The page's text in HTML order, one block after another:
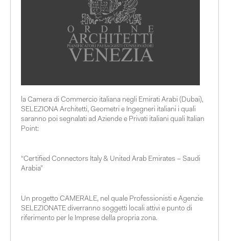
la Camera di Commercio italiana negli Emirati Arabi (Dubai),
SELEZIONA Architetti, Geometri e Ingegneri italiani i quali
saranno poi segnalati ad Aziende e Privati italiani quali Italian
Point:
“Certified Connectors Italy & United Arab Emirates – Saudi
Arabia”
Un progetto CAMERALE, nel quale Professionisti e Agenzie
SELEZIONATE diverranno soggetti locali attivi e punto di
riferimento per le Imprese della propria zona.